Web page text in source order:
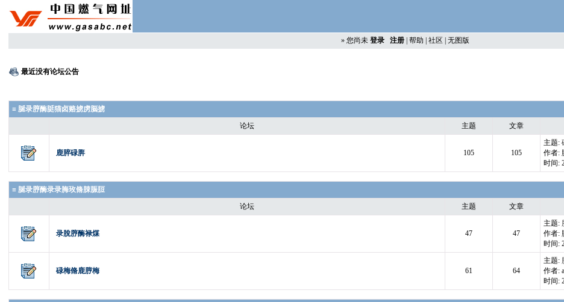
» 您尚未 登录 注册 帮助 社区 无图版
最近没有论坛公告
≡ 脠录脝酶脡猫卤赂掳虏脳掳
论坛
主题 文章
鹿脺碌脌 105 105
主题:
作者:
时间:
≡ 脠录脝酶录录脢玫脩脨脤脰
论坛
主题 文章
录脫脝酶禄煤 47 47
主题:
作者:
时间:
碌梅脩鹿脝梅 61 64
主题:
作者:
时间: